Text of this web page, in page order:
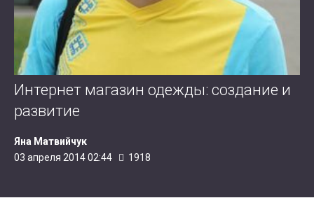
Интернет магазин одежды: создание и
развитие
Яна Матвийчук
03 апреля 2014 02:44
1918